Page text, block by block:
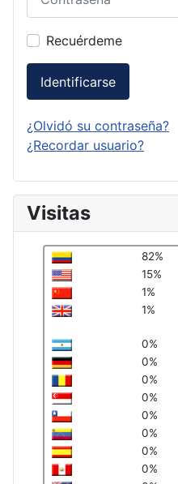
Recuérdeme
Identificarse
¿Olvidó su contraseña?
¿Recordar usuario?
Visitas
82%
15%
1%
1%
0%
0%
0%
0%
0%
0%
0%
0%